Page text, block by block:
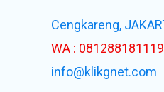
Cengkareng,
WA : 081288181119
info@klikgnet.com